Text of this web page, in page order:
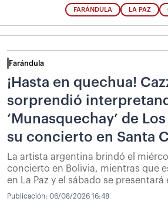
FARÁNDULA LA PAZ
Farándula
¡Hasta en quechua!
sorprendió
‘Munasquechay’ de
su concierto en Santa
La artista argentina brindó el
concierto en Bolivia, mientras que
en La Paz y el sábado se
Publicación: 06/08/2026 16:48